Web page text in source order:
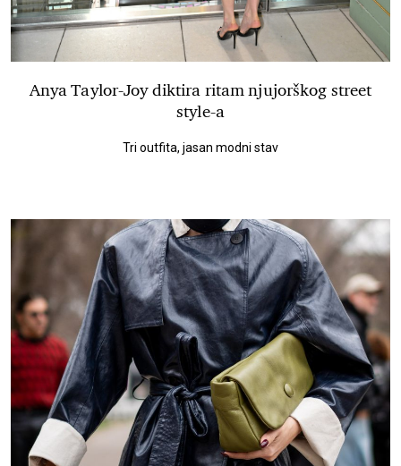
Anya Taylor-Joy diktira ritam njujorškog street
style-a
Tri outfita, jasan modni stav